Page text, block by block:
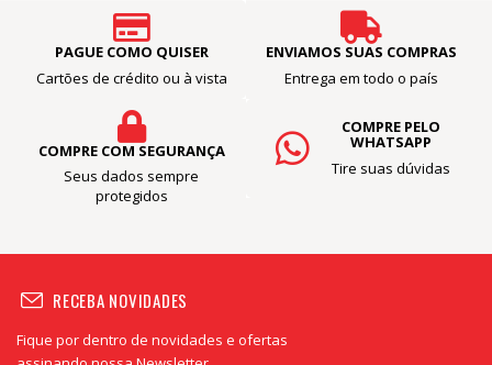
PAGUE COMO QUISER
Cartões de crédito ou à vista
ENVIAMOS SUAS COMPRAS
Entrega em todo o país
COMPRE COM SEGURANÇA
Seus dados sempre
protegidos
COMPRE PELO
WHATSAPP
Tire suas dúvidas
RECEBA NOVIDADES
Fique por dentro de novidades e ofertas